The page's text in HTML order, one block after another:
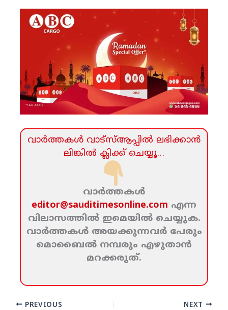
വാര്‍ത്തകള്‍ വാട്‌സ്‌ആപ്പില്‍ ലഭിക്കാന്‍
ലിങ്കില്‍ ക്ലിക്ക്‌ ചെയ്യൂ…
വാര്‍ത്തകള്‍
editor@sauditimesonline.com എന്ന
വിലാസത്തില്‍ ഇമെയില്‍ ചെയ്യുക.
വാര്‍ത്തകള്‍ അയക്കുന്നവര്‍ പേരും
മൊബൈല്‍ നമ്പരും എഴുതാന്‍
മറക്കരുത്‌.
PREVIOUS NEXT